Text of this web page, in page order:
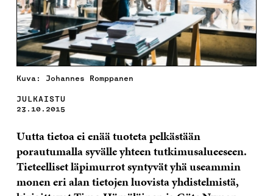
Kuva: Johannes Romppanen
JULKAISTU
23.10.2015
Uutta tietoa ei enää tuoteta pelkästään
porautumalla syvälle yhteen tutkimusalueeseen.
Tieteelliset läpimurrot syntyvät yhä useammin
monen eri alan tietojen luovista yhdistelmistä,